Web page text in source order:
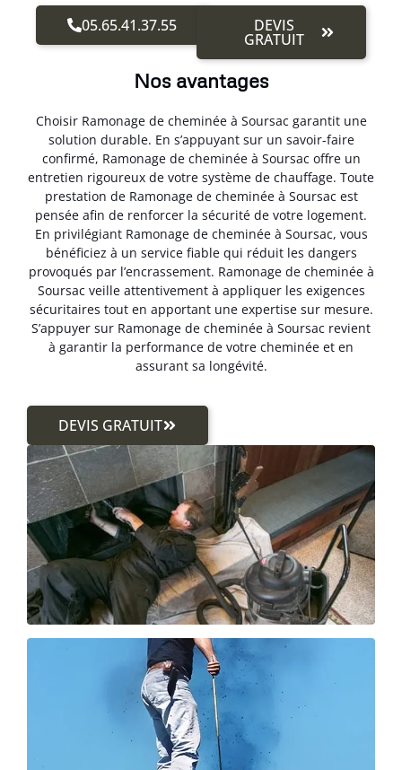
05.65.41.37.55 DEVIS
GRATUIT
Nos avantages
Choisir Ramonage de cheminée à Soursac garantit une
solution durable. En s’appuyant sur un savoir-faire
confirmé, Ramonage de cheminée à Soursac offre un
entretien rigoureux de votre système de chauffage. Toute
prestation de Ramonage de cheminée à Soursac est
pensée afin de renforcer la sécurité de votre logement.
En privilégiant Ramonage de cheminée à Soursac, vous
bénéficiez à un service fiable qui réduit les dangers
provoqués par l’encrassement. Ramonage de cheminée à
Soursac veille attentivement à appliquer les exigences
sécuritaires tout en apportant une expertise sur mesure.
S’appuyer sur Ramonage de cheminée à Soursac revient
à garantir la performance de votre cheminée et en
assurant sa longévité.
DEVIS GRATUIT